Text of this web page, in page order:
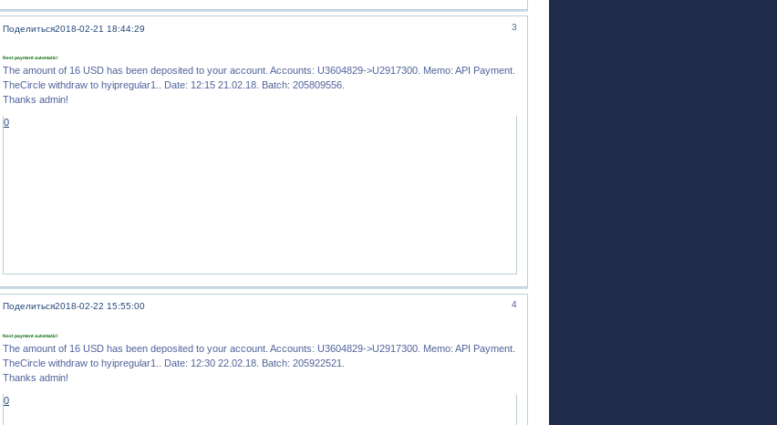
Поделиться 3
2018-02-21 18:44:29
Next payment automatic!
The amount of 16 USD has been deposited to your account. Accounts: U3604829->U2917300. Memo: API Payment.
TheCircle withdraw to hyipregular1.. Date: 12:15 21.02.18. Batch: 205809556.
Thanks admin!
0
Поделиться 4
2018-02-22 15:55:00
Next payment automatic!
The amount of 16 USD has been deposited to your account. Accounts: U3604829->U2917300. Memo: API Payment.
TheCircle withdraw to hyipregular1.. Date: 12:30 22.02.18. Batch: 205922521.
Thanks admin!
0